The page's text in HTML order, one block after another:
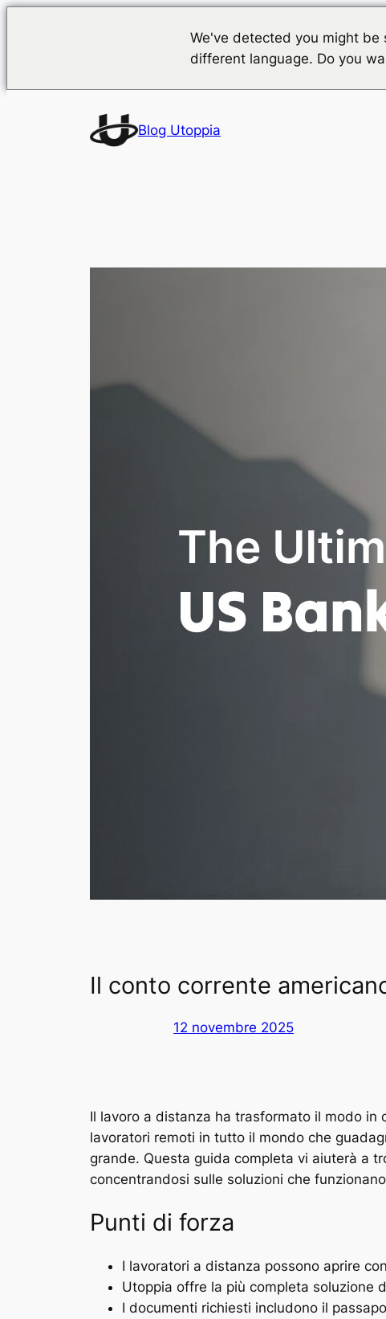
We've detected you might be
different language. Do you
Blog Utoppia
Il conto corrente
12 novembre 2025
Il lavoro a distanza ha trasformato il modo
lavoratori remoti in tutto il mondo che
grande. Questa guida completa vi aiuterà a
concentrandosi sulle soluzioni che
Punti di forza
I lavoratori a distanza possono aprire
Utoppia offre la più completa soluzione
I documenti richiesti includono il